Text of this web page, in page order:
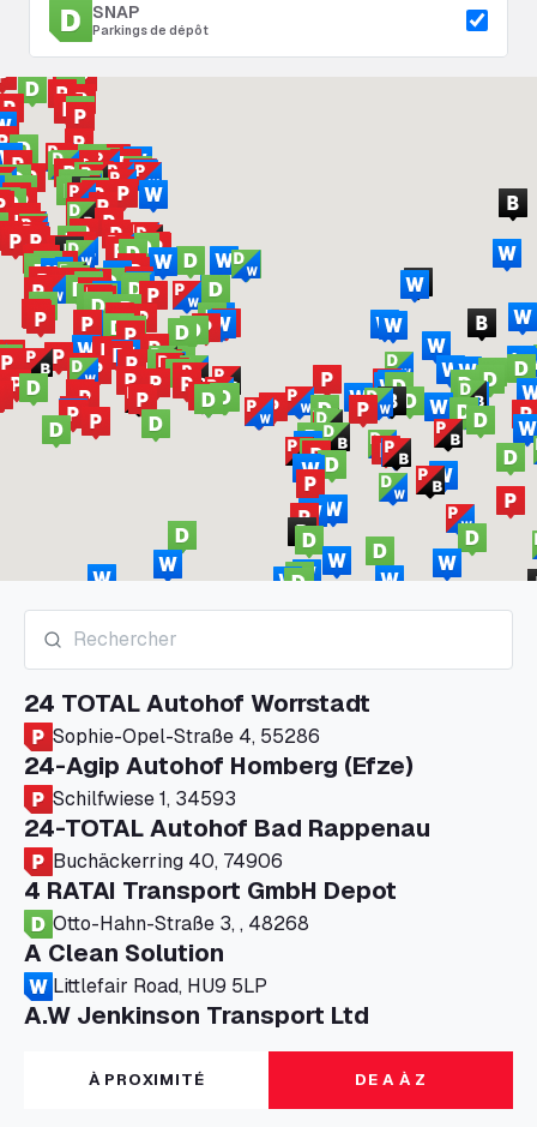
SNAP
Parkings de dépôt
24 TOTAL Autohof Worrstadt
Sophie-Opel-Straße 4, 55286
24-Agip Autohof Homberg (Efze)
Schilfwiese 1, 34593
24-TOTAL Autohof Bad Rappenau
Buchäckerring 40, 74906
4 RATAI Transport GmbH Depot
Otto-Hahn-Straße 3, , 48268
A Clean Solution
Littlefair Road, HU9 5LP
A.W Jenkinson Transport Ltd
Progress House, ME11 5GA
A+G Nettetal - Depot Parking
Am Panneschopp 7, 41334
À PROXIMITÉ DE A À Z